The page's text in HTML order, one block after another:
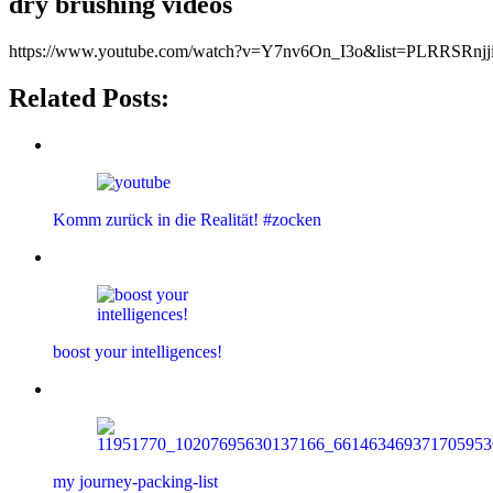
https://www.youtube.com/
Related Posts:
Komm zurück in die Realität! #zocken
boost your intelligences!
my journey-packing-list